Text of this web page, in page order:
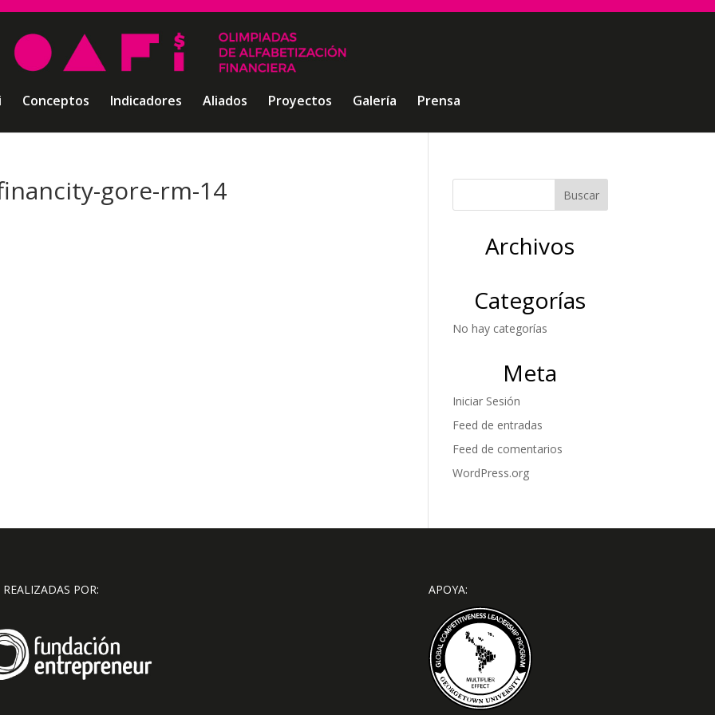
Conceptos Indicadores Aliados Proyectos Galería Prensa
gore-rm-14
Archivos
Categorías
No hay categorías
Meta
Iniciar Sesión
Feed de entradas
Feed de comentarios
WordPress.org
POR: APOYA: